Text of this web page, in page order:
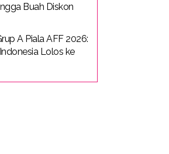
Buah Diskon
A Piala AFF 2026:
Lolos ke